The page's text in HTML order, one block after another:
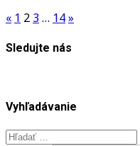
Stránkovanie
príspevkov
« 1 2 3… 14»
Sledujte nás
Vyhľadávanie
Hľadať: